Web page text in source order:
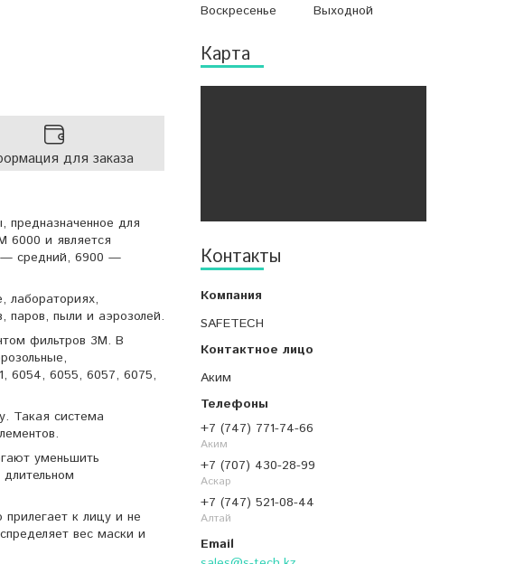
Воскресенье
Выходной
Карта
Контакты
SAFETECH
Аким
+7 (747) 771-74-66
Аким
+7 (707) 430-28-99
Аскар
+7 (747) 521-08-44
Алтай
для заказа
для
6000 и является
— средний, 6900 —
лабораториях,
паров, пыли и аэрозолей.
фильтров 3M. В
6054, 6055, 6057, 6075,
Такая система
уменьшить
к лицу и не
вес маски и